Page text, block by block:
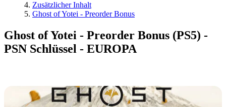
Zusätzlicher Inhalt
Ghost of Yotei - Preorder Bonus
Ghost of Yotei - Preorder Bonus (PS5) -
PSN Schlüssel - EUROPA